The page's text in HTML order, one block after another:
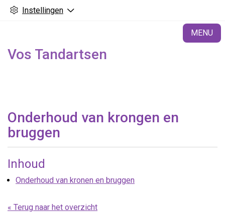
Instellingen
MENU
Vos Tandartsen
Onderhoud van krongen en
bruggen
Inhoud
Onderhoud van kronen en bruggen
« Terug naar het overzicht